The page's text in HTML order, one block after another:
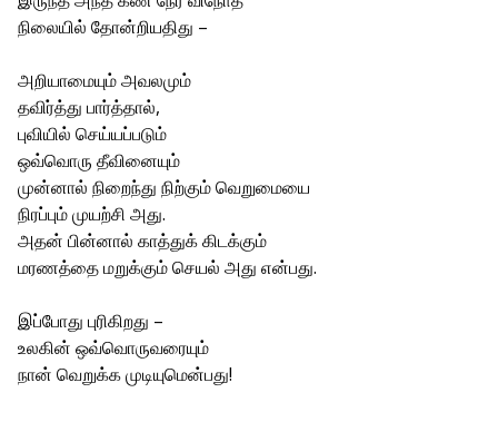
நிலையில் தோன்றியதிது –
அறியாமையும் அவலமும்
தவிர்த்து பார்த்தால்,
புவியில் செய்யப்படும்
ஒவ்வொரு தீவினையும்
முன்னால் நிறைந்து நிற்கும் வெறுமையை
நிரப்பும் முயற்சி அது.
அதன் பின்னால் காத்துக் கிடக்கும்
மரணத்தை மறுக்கும் செயல் அது என்பது.
இப்போது புரிகிறது –
உலகின் ஒவ்வொருவரையும்
நான் வெறுக்க முடியுமென்பது!